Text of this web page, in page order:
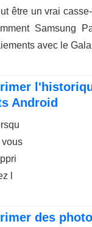
être un vrai
Samsung
avec le
Android
l
des